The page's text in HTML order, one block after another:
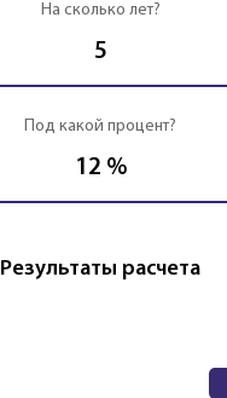
На сколько лет?
5
Под какой процент?
12 %
Результаты расчета